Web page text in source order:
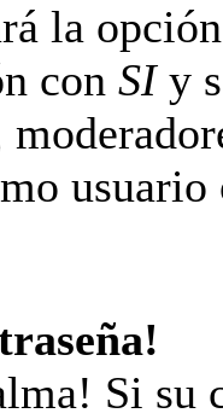
la
con SIy
usuario
Si su